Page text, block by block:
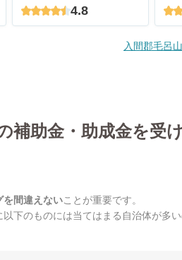
4.8
入間郡毛呂
補助金・助成金を受
間違えないことが重要です。
下のものには当てはまる自治体が多い